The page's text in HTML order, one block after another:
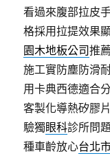
看過來腹部拉皮
格採用拉提效果
園木地板公司推
施工實防塵防滑
用卡典西德適合
客製化導熱矽膠
驗獨眼科診所問
種車齡放心台北